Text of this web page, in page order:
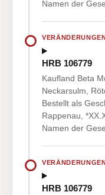
Namen der
VERÄNDERUNGEN
HRB 106779
Kaufland Beta
Neckarsulm,
Bestellt als
Rappenau,
Namen der
HRB 106779